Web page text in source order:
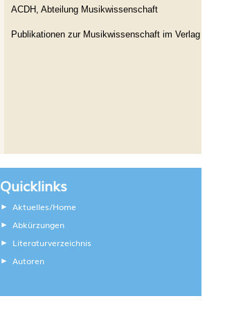
ACDH, Abteilung Musikwissenschaft
Publikationen zur Musikwissenschaft im Verlag
Quicklinks
Aktuelles/Home
Abkürzungen
Literaturverzeichnis
Autoren